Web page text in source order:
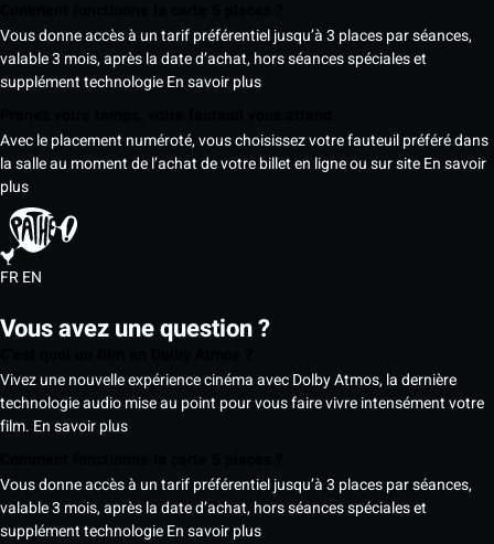
Vous donne accès à un tarif préférentiel jusqu’à 3 places par séances,
valable 3 mois, après la date d’achat, hors séances spéciales et
supplément technologieEn savoir plus
Avec le placement numéroté, vous choisissez votre fauteuil préféré dans
la salle au moment de l’achat de votre billet en ligne ou sur siteEn savoir
plus
FREN
Vous avez une question ?
Vivez une nouvelle expérience cinéma avec Dolby Atmos, la dernière
technologie audio mise au point pour vous faire vivre intensément votre
film. En savoir plus
Vous donne accès à un tarif préférentiel jusqu’à 3 places par séances,
valable 3 mois, après la date d’achat, hors séances spéciales et
supplément technologieEn savoir plus